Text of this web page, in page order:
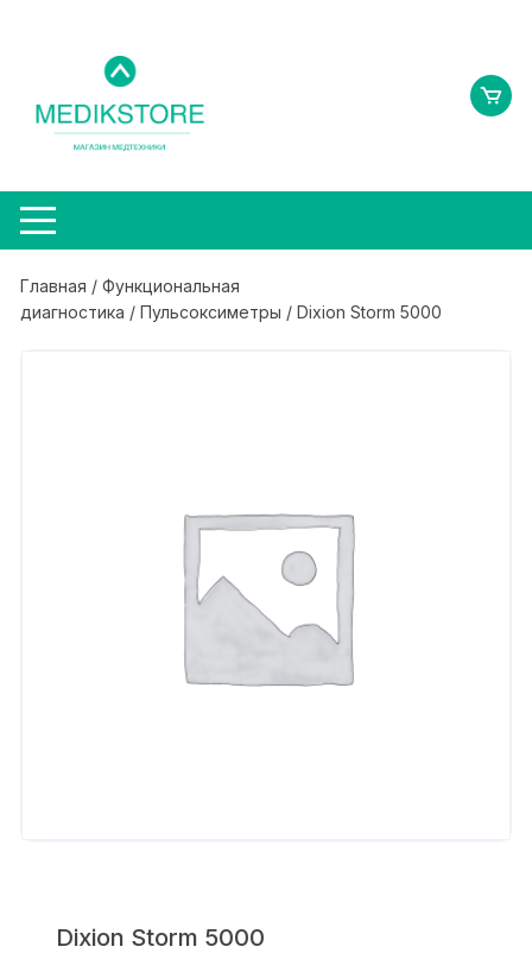
содержимому
Главная /Функциональная
диагностика /Пульсоксиметры / Dixion Storm 5000
Dixion Storm 5000